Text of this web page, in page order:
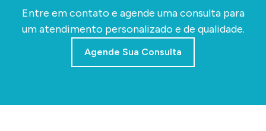
Entre em contato e agende uma consulta para
um atendimento personalizado e de qualidade.
Agende Sua Consulta